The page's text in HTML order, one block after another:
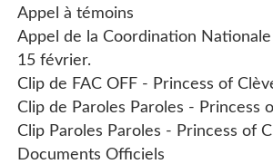
Appel à témoins
Appel de la Coordination
15 février.
Clip de FAC OFF - Princess of
Clip de Paroles Paroles - Princess
Clip Paroles Paroles - Princess of
Documents Officiels